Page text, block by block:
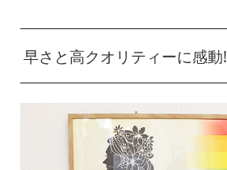
早さと高クオリティーに感動!